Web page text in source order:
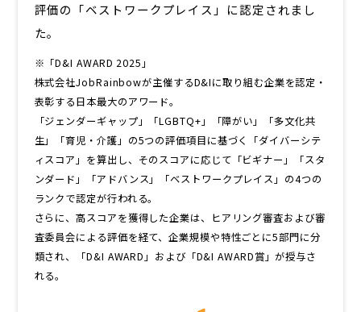
評価の「ベストワークプレイス」に認定されまし
た。
※「D&I AWARD 2025」
株式会社JobRainbowが主催するD&Iに取り組む企業を認定・
表彰する日本最大のアワード。
「ジェンダーギャップ」「LGBTQ+」「障がい」「多文化共
生」「育児・介護」の5つの評価項目に基づく「ダイバーシテ
ィスコア」を算出し、そのスコアに応じて「ビギナー」「スタ
ンダード」「アドバンス」「ベストワークプレイス」の4つの
ランクで認定が行われる。
さらに、高スコアを獲得した企業は、ヒアリング審査および審
査委員会による評価を経て、企業規模や特性ごとに5部門に分
類され、「D&I AWARD」および「D&I AWARD賞」が授与さ
れる。